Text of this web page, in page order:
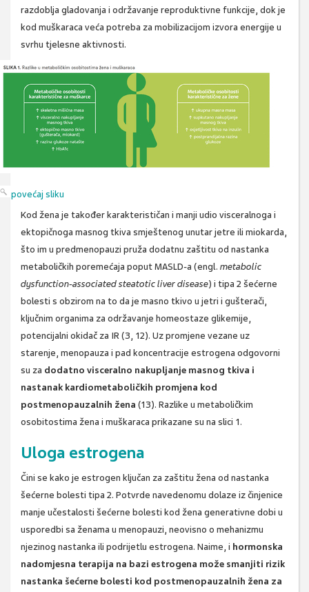
razdoblja gladovanja i održavanje reproduktivne funkcije, dok je
kod muškaraca veća potreba za mobilizacijom izvora energije u
svrhu tjelesne aktivnosti.
povećaj sliku
Kod žena je također karakterističan i manji udio visceralnoga i
ektopičnoga masnog tkiva smještenog unutar jetre ili miokarda,
što im u predmenopauzi pruža dodatnu zaštitu od nastanka
metaboličkih poremećaja poput MASLD-a (engl. metabolic
dysfunction-associated steatotic liver disease) i tipa 2 šećerne
bolesti s obzirom na to da je masno tkivo u jetri i gušterači,
ključnim organima za održavanje homeostaze glikemije,
potencijalni okidač za IR (3, 12). Uz promjene vezane uz
starenje, menopauza i pad koncentracije estrogena odgovorni
su za dodatno visceralno nakupljanje masnog tkiva i
nastanak kardiometaboličkih promjena kod
postmenopauzalnih žena (13). Razlike u metaboličkim
osobitostima žena i muškaraca prikazane su na slici 1.
Uloga estrogena
Čini se kako je estrogen ključan za zaštitu žena od nastanka
šećerne bolesti tipa 2. Potvrde navedenomu dolaze iz činjenice
manje učestalosti šećerne bolesti kod žena generativne dobi u
usporedbi sa ženama u menopauzi, neovisno o mehanizmu
njezinog nastanka ili podrijetlu estrogena. Naime, i hormonska
nadomjesna terapija na bazi estrogena može smanjiti rizik
nastanka šećerne bolesti kod postmenopauzalnih žena za